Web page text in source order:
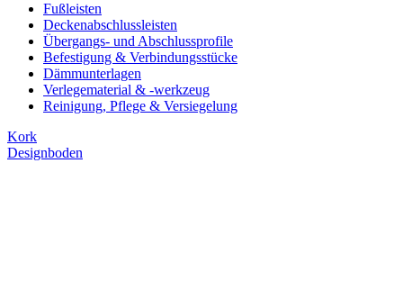
Fußleisten
Deckenabschlussleisten
Übergangs- und Abschlussprofile
Befestigung & Verbindungsstücke
Dämmunterlagen
Verlegematerial & -werkzeug
Reinigung, Pflege & Versiegelung
Kork
Designboden